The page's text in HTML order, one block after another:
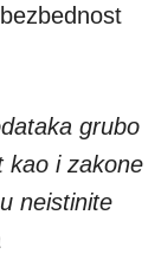
grubo
kao i zakone
neistinite